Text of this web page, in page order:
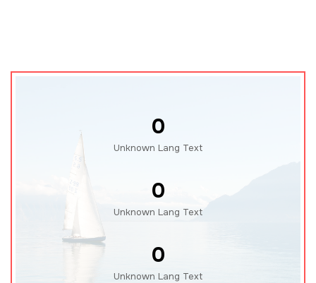
0
Unknown Lang Text
0
Unknown Lang Text
0
Unknown Lang Text